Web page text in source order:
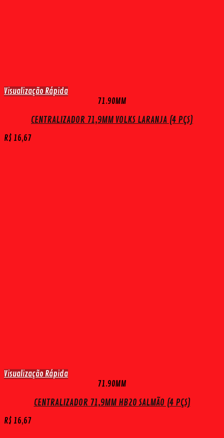
Visualização Rápida
71.90MM
CENTRALIZADOR 71,9MM VOLKS LARANJA (4 PÇS)
R$ 16,67
Visualização Rápida
71.90MM
CENTRALIZADOR 71,9MM HB20 SALMÃO (4 PÇS)
R$ 16,67